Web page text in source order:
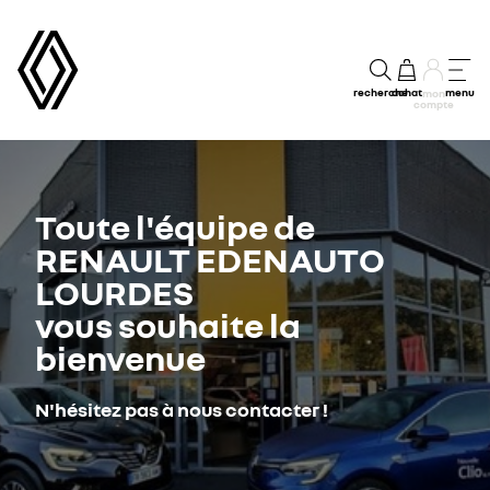
rechercheachatmon
compte
menu
Toute l'équipe de
RENAULT EDENAUTO
LOURDES
vous souhaite la
bienvenue
N'hésitez pas à nous contacter !